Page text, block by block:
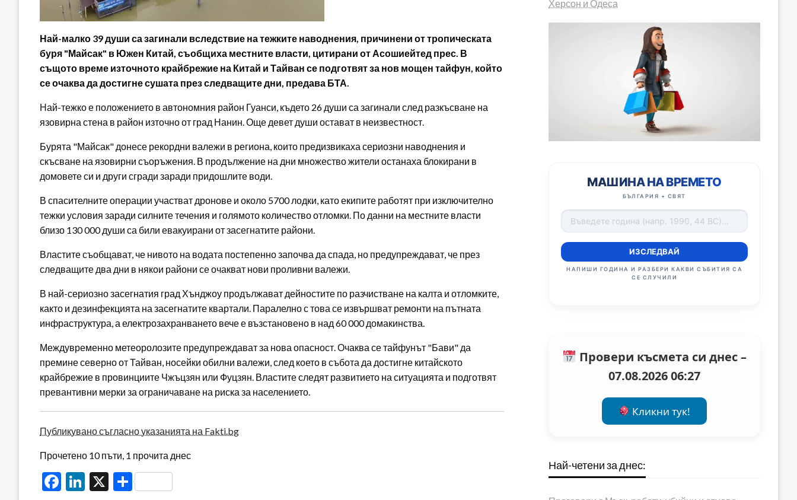
Най-малко 39 души са загинали вследствие на тежките наводнения, причинени от тропическата
буря "Майсак" в Южен Китай, съобщиха местните власти, цитирани от Асошиейтед прес. В
същото време източното крайбрежие на Китай и Тайван се подготвят за нов мощен тайфун, който
се очаква да достигне сушата през следващите дни, предава БТА.
Най-тежко е положението в автономния район Гуанси, където 26 души са загинали след разкъсване на
язовирна стена в район източно от град Нанин. Още девет души остават в неизвестност.
Бурята "Майсак" донесе рекордни валежи в региона, които предизвикаха сериозни наводнения и
скъсване на язовирни съоръжения. В продължение на дни множество жители останаха блокирани в
домовете си и други сгради заради придошлите води.
В спасителните операции участват дронове и около 5700 лодки, като екипите работят при изключително
тежки условия заради силните течения и голямото количество отломки. По данни на местните власти
близо 130 000 души са били евакуирани от засегнатите райони.
Властите съобщават, че нивото на водата постепенно започва да спада, но предупреждават, че през
следващите два дни в някои райони се очакват нови проливни валежи.
В най-сериозно засегнатия град Хънджоу продължават дейностите по разчистване на калта и отломките,
както и дезинфекцията на засегнатите квартали. Паралелно с това се извършват ремонти на пътната
инфраструктура, а електрозахранването вече е възстановено в над 60 000 домакинства.
Междувременно метеоролозите предупреждават за нова опасност. Очаква се тайфунът "Бави" да
премине северно от Тайван, носейки обилни валежи, след което в събота да достигне китайското
крайбрежие в провинциите Чжъцзян или Фуцзян. Властите следят развитието на ситуацията и подготвят
превантивни мерки за ограничаване на риска за населението.
Публикувано съгласно указанията на Fakti.bg
Прочетено 10 пъти, 1 прочита днес
Facebook
LinkedIn
X Share
Херсон и Одеса
МАШИНА НА ВРЕМЕТО
БЪЛГАРИЯ + СВЯТ
ИЗСЛЕДВАЙ
НАПИШИ ГОДИНА И РАЗБЕРИ КАКВИ СЪБИТИЯ СА
СЕ СЛУЧИЛИ
Провери късмета си днес –
07.08.2026 06:27
Кликни тук!
Най-четени за днес: